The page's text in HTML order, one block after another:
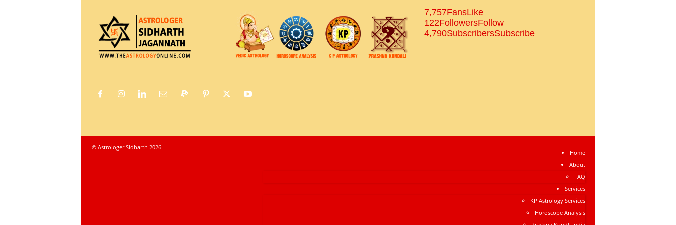
7,757FansLike
122FollowersFollow
4,790SubscribersSubscribe
Home
About
FAQ
Services
KP Astrology Services
Horoscope Analysis
© Astrologer Sidharth 2026